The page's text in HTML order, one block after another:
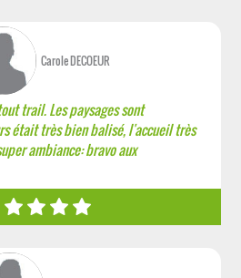
Carole DECOEUR
trail. Les paysages sont
était très bien balisé, l'accueil très
ambiance: bravo aux